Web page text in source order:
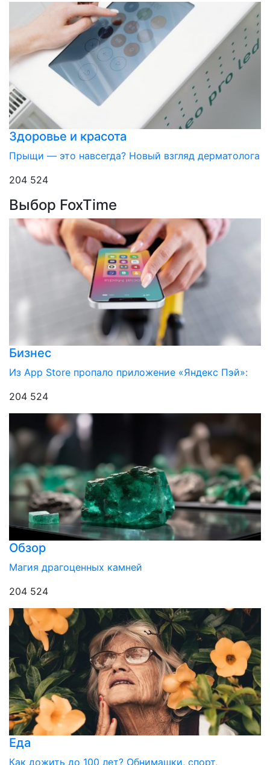
Здоровье и красота
Прыщи — это навсегда? Новый взгляд дерматолога
204 524
Выбор FoxTime
Бизнес
Из App Store пропало приложение «Яндекс Пэй»:
204 524
Обзор
Магия драгоценных камней
204 524
Еда
Как дожить до 100 лет? Обнимашки, спорт,